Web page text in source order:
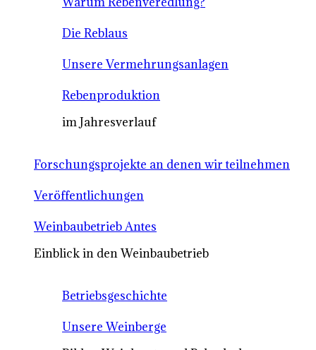
Die Reblaus
Unsere Vermehrungsanlagen
Rebenproduktion
im Jahresverlauf
Forschungsprojekte an denen wir teilnehmen
Veröffentlichungen
Weinbaubetrieb Antes
Einblick in den Weinbaubetrieb
Betriebsgeschichte
Unsere Weinberge